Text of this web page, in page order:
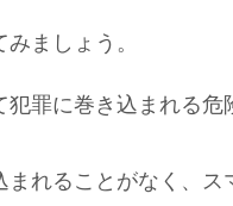
ましょう。
罪に巻き込まれる
れることがなく、ス